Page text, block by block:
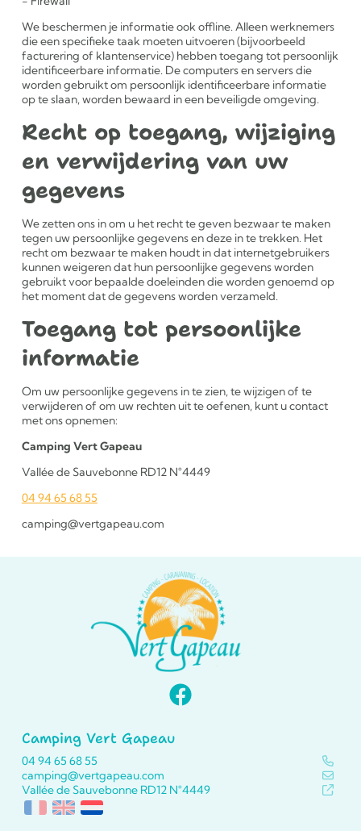
We beschermen je informatie ook offline. Alleen werknemers
die een specifieke taak moeten uitvoeren (bijvoorbeeld
facturering of klantenservice) hebben toegang tot persoonlijk
identificeerbare informatie. De computers en servers die
worden gebruikt om persoonlijk identificeerbare informatie
op te slaan, worden bewaard in een beveiligde omgeving.
Recht op toegang, wijziging
en verwijdering van uw
gegevens
We zetten ons in om u het recht te geven bezwaar te maken
tegen uw persoonlijke gegevens en deze in te trekken. Het
recht om bezwaar te maken houdt in dat internetgebruikers
kunnen weigeren dat hun persoonlijke gegevens worden
gebruikt voor bepaalde doeleinden die worden genoemd op
het moment dat de gegevens worden verzameld.
Toegang tot persoonlijke
informatie
Om uw persoonlijke gegevens in te zien, te wijzigen of te
verwijderen of om uw rechten uit te oefenen, kunt u contact
met ons opnemen:
Camping Vert Gapeau
Vallée de Sauvebonne RD12 N°4449
04 94 65 68 55
camping@vertgapeau.com
Camping Vert Gapeau
04 94 65 68 55
camping@vertgapeau.com
Vallée de Sauvebonne RD12 N°4449